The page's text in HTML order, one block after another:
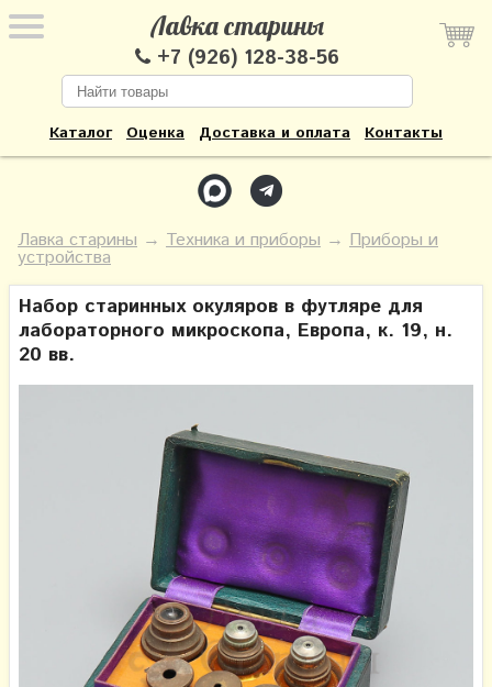
Лавка старины
+7 (926) 128-38-56
Каталог Оценка Доставка и оплата Контакты
Лавка старины → Техника и приборы → Приборы и
устройства
Набор старинных окуляров в футляре для
лабораторного микроскопа, Европа, к. 19, н.
20 вв.